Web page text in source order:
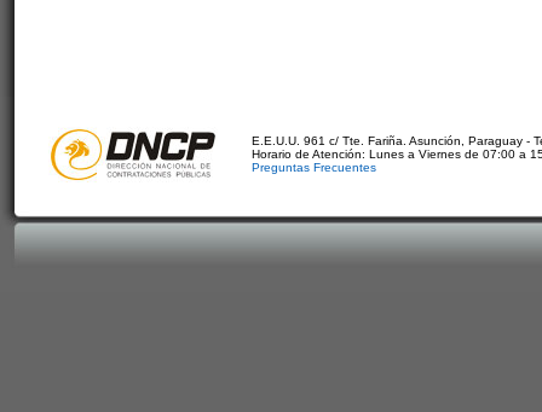
E.E.U.U. 961 c/ Tte. Fariña. Asunción, Paraguay -
Horario de Atención: Lunes a Viernes de 07:00 a
Preguntas Frecuentes